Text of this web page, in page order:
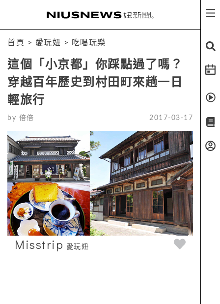
首頁 > 愛玩妞 > 吃喝玩樂
這個「小京都」你踩點過了嗎？
穿越百年歷史到村田町來趟一日
輕旅行
by 倍倍 2017-03-17
Misstrip 愛玩妞